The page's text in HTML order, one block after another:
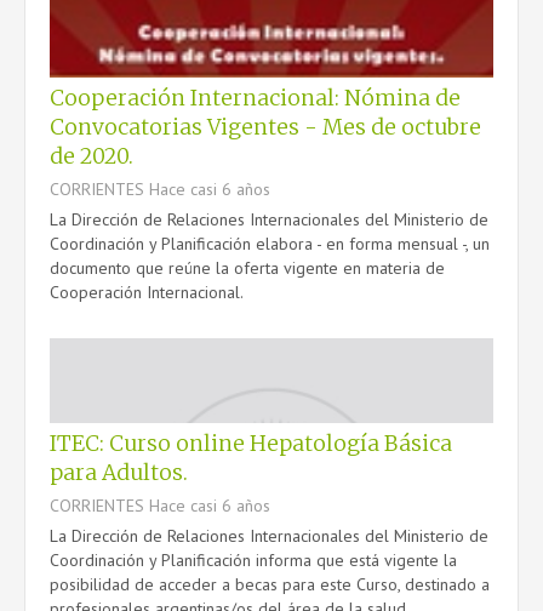
Cooperación Internacional: Nómina de
Convocatorias Vigentes - Mes de octubre
de 2020.
CORRIENTES Hace casi 6 años
La Dirección de Relaciones Internacionales del Ministerio de
Coordinación y Planificación elabora - en forma mensual -, un
documento que reúne la oferta vigente en materia de
Cooperación Internacional.
ITEC: Curso online Hepatología Básica
para Adultos.
CORRIENTES Hace casi 6 años
La Dirección de Relaciones Internacionales del Ministerio de
Coordinación y Planificación informa que está vigente la
posibilidad de acceder a becas para este Curso, destinado a